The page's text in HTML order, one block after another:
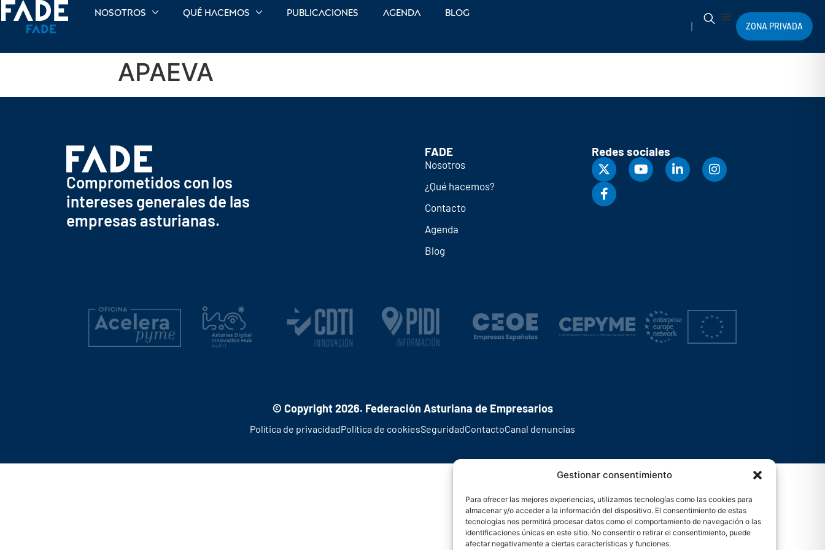
Gestionar consentimiento
Para ofrecer las mejores experiencias, utilizamos tecnologías como las cookies para
almacenar y/o acceder a la información del dispositivo. El consentimiento de estas
tecnologías nos permitirá procesar datos como el comportamiento de navegación o las
identificaciones únicas en este sitio. No consentir o retirar el consentimiento, puede
afectar negativamente a ciertas características y funciones.
Nosotros Qué hacemos Publicaciones Agenda Blog
ZONA PRIVADA
APAEVA
Comprometidos con los
intereses generales de las
empresas asturianas.
FADE
Nosotros
¿Qué hacemos?
Contacto
Agenda
Blog
Redes sociales
© Copyright 2026. Federación Asturiana de Empresarios
Política de privacidadPolítica de cookiesSeguridadContactoCanal denuncias